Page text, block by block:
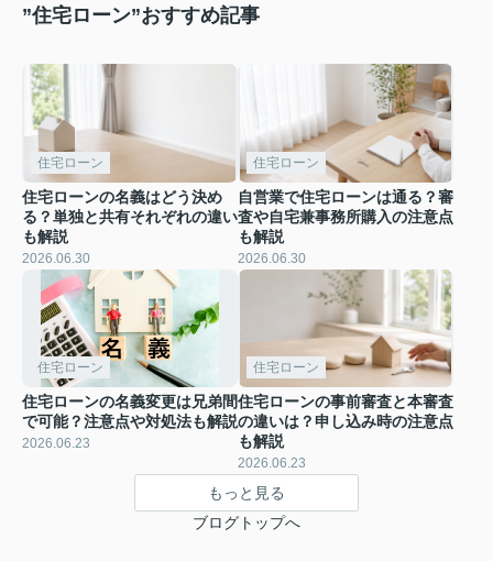
”住宅ローン”おすすめ記事
住宅ローン
住宅ローンの名義はどう決め
る？単独と共有それぞれの違い
も解説
2026.06.30
住宅ローン
自営業で住宅ローンは通る？審
査や自宅兼事務所購入の注意点
も解説
2026.06.30
住宅ローン
住宅ローンの名義変更は兄弟間
で可能？注意点や対処法も解説
2026.06.23
住宅ローン
住宅ローンの事前審査と本審査
の違いは？申し込み時の注意点
も解説
2026.06.23
もっと見る
ブログトップへ